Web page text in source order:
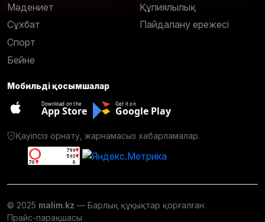
Мәдениет
Сұхбат
Спорт
Бейне
Құпиялылық
Пайдалану ережесі
Мобильді қосымшалар
Download on the
App Store
Get it on
Google Play
Қауіпсіз орнату, жарнамасыз хабарламалар.
© 2025 malim.kz — Барлық құқықтар қорғалған.
Прайс-парақшасы